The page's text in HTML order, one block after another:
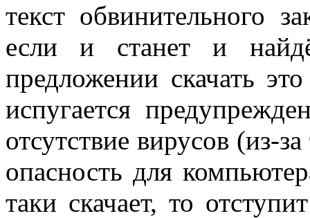
текст обвинительного
если и станет и
предложении скачать
испугается
отсутствие вирусов (из-
опасность для
таки скачает, то